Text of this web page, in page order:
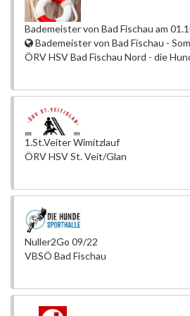
Bademeister von Bad Fischau am
Bademeister von Bad Fischau -
ÖRV HSV Bad Fischau Nord - die
1.St.Veiter Wimitzlauf
ÖRV HSV St. Veit/Glan
Nuller2Go 09/22
VBSÖ Bad Fischau